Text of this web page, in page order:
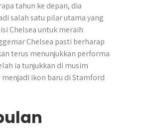
tahun ke depan, dia
salah satu pilar utama yang
Chelsea untuk meraih
Chelsea pasti berharap
terus menunjukkan performa
ia tunjukkan di musim
ikon baru di Stamford